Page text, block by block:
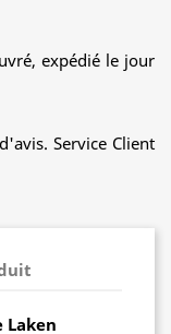
expédié le jour
Service Client
Laken